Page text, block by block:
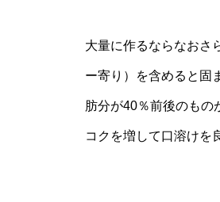
大量に作るならなおさ
ー寄り）を含めると固
肪分が40％前後のもの
コクを増して口溶けを